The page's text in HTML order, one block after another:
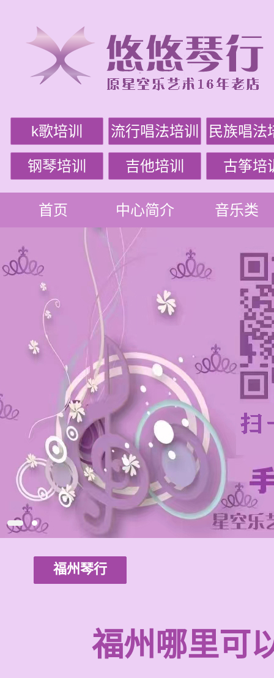
k歌培训 流行唱法培训 民族唱法
钢琴培训 吉他培训 古筝培
首页 中心简介 音乐类
福州琴行
福州哪里可